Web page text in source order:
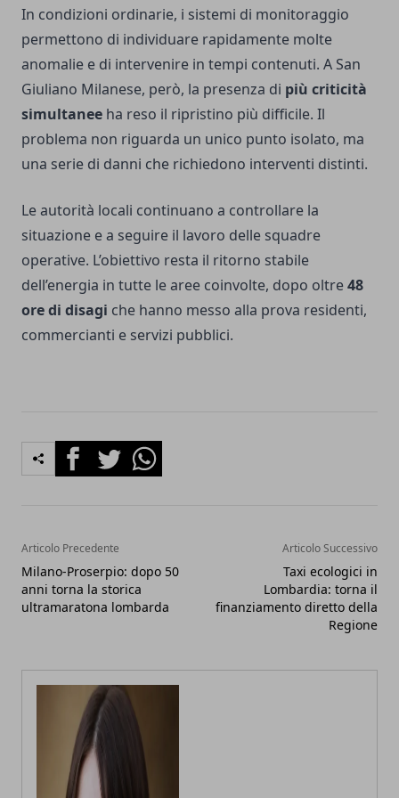
In condizioni ordinarie, i sistemi di monitoraggio
permettono di individuare rapidamente molte
anomalie e di intervenire in tempi contenuti. A San
Giuliano Milanese, però, la presenza di più criticità
simultanee ha reso il ripristino più difficile. Il
problema non riguarda un unico punto isolato, ma
una serie di danni che richiedono interventi distinti.
Le autorità locali continuano a controllare la
situazione e a seguire il lavoro delle squadre
operative. L’obiettivo resta il ritorno stabile
dell’energia in tutte le aree coinvolte, dopo oltre48
ore di disagi che hanno messo alla prova residenti,
commercianti e servizi pubblici.
FacebookTwitterWhatsapp
Articolo Precedente
Milano-Proserpio: dopo 50
anni torna la storica
ultramaratona lombarda
Articolo Successivo
Taxi ecologici in
Lombardia: torna il
finanziamento diretto della
Regione